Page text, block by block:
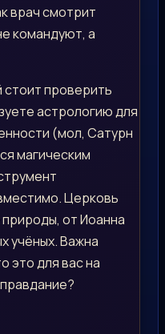
врач смотрит
командуют, а
проверить
астрологию для
(мол, Сатурн
магическим
Церковь
от Иоанна
учёных. Важна
это для вас на